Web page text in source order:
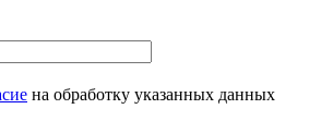
на обработку указанных данных